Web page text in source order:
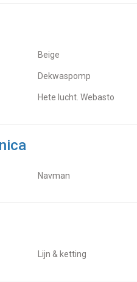
Beige
dekwaspomp
hete lucht. Webasto
Navman
Lijn & ketting